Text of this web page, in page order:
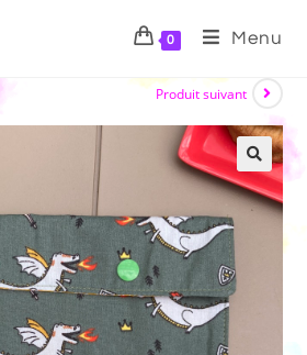
0 Menu
Produit suivant
🔍